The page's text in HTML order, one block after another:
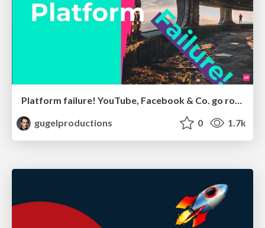
Platform failure! YouTube, Facebook & Co. go rogue
gugelproductions
0 1.7k